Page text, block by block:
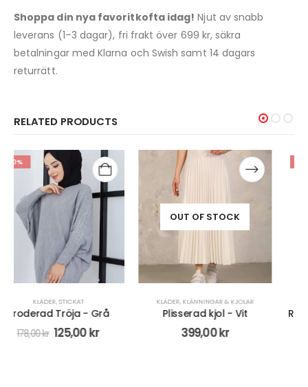
Shoppa din nya favoritkofta idag! Njut av snabb
leverans (1–3 dagar), fri frakt över 699 kr, säkra
betalningar med Klarna och Swish samt 14 dagars
returrätt.
RELATED PRODUCTS
OUT OF STOCK
KLÄDER,KLÄNNINGAR & KJOLAR
Plisserad kjol - Vit
399,00kr
-50%
KLÄDER,STICKAT
Ribbstickad Slipove - Svart
198,00kr 99,00